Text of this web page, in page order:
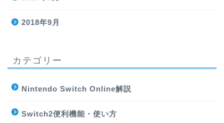
2018年9月
カテゴリー
Nintendo Switch Online解説
Switch2便利機能・使い方